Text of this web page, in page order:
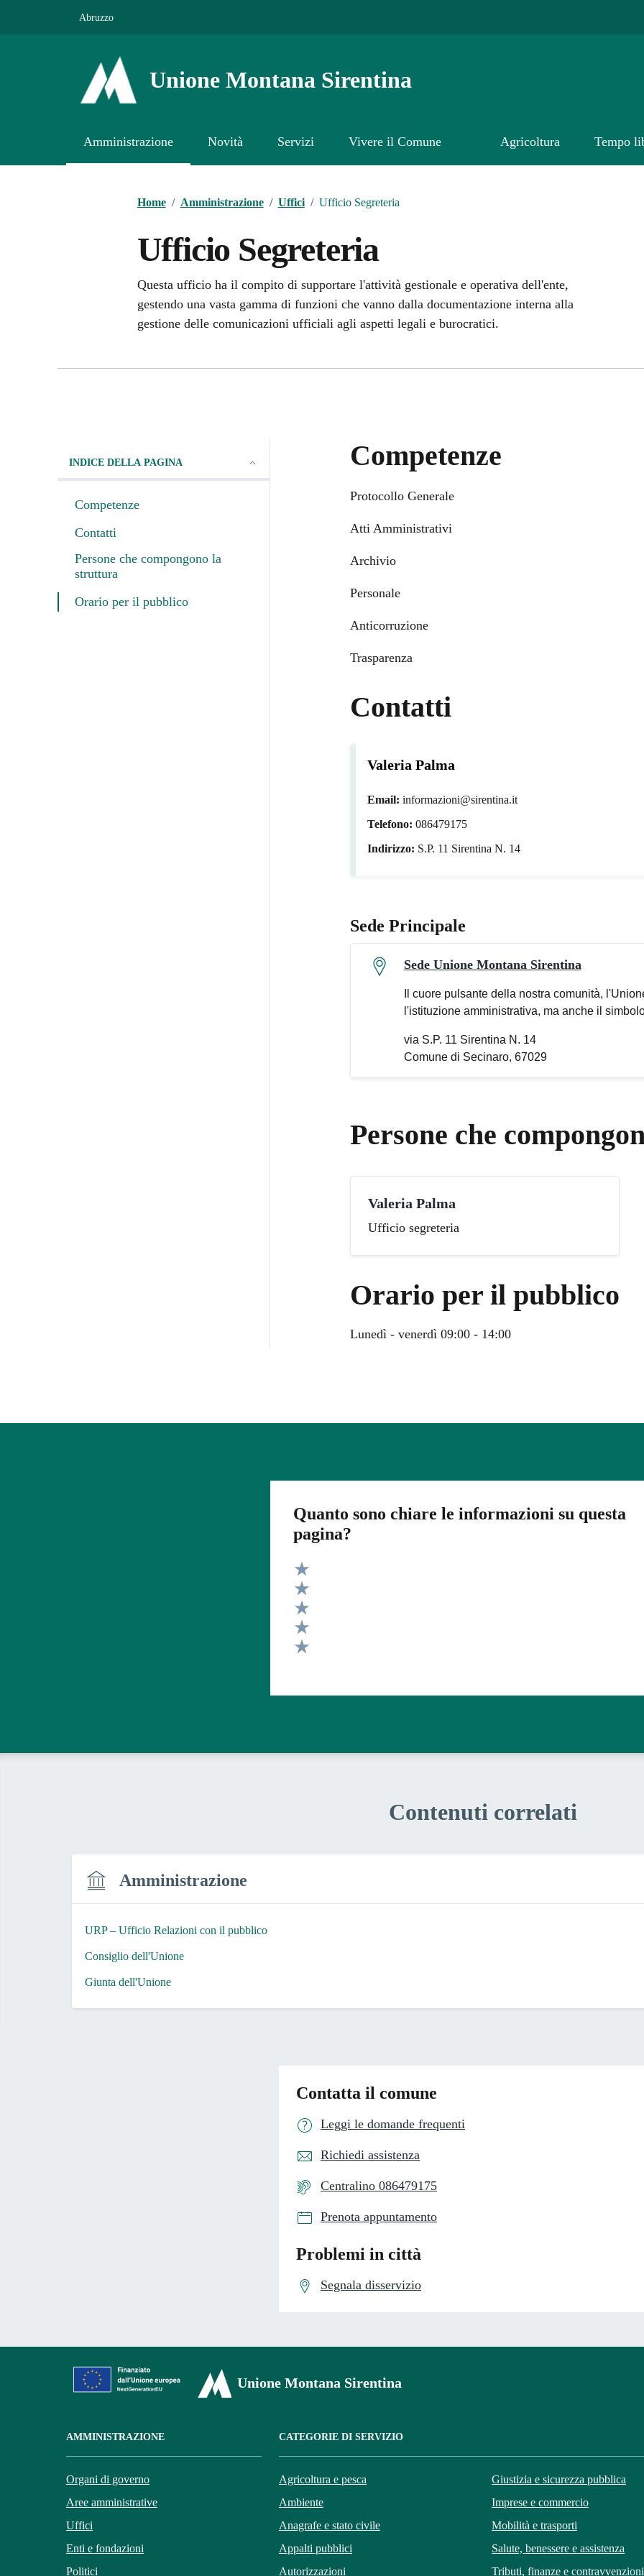
Abruzzo
Unione Montana Sirentina
Amministrazione Novità Servizi Vivere il Comune Agricoltura Tempo
Home / Amministrazione / Uffici / Ufficio Segreteria
Ufficio Segreteria
Questa ufficio ha il compito di supportare l'attività gestionale e operativa dell'ente,
gestendo una vasta gamma di funzioni che vanno dalla documentazione interna alla
gestione delle comunicazioni ufficiali agli aspetti legali e burocratici.
INDICE DELLA PAGINA
Competenze
Contatti
Persone che compongono la
struttura
Orario per il pubblico
Competenze
Protocollo Generale
Atti Amministrativi
Archivio
Personale
Anticorruzione
Trasparenza
Contatti
Valeria Palma
Email: informazioni@sirentina.it
Telefono: 086479175
Indirizzo: S.P. 11 Sirentina N. 14
Sede Principale
Sede Unione Montana Sirentina
Il cuore pulsante della nostra comunità,
l'istituzione amministrativa, ma anche il
via S.P. 11 Sirentina N. 14
Comune di Secinaro, 67029
Persone che
Valeria Palma
Ufficio segreteria
Orario per il pubblico
Lunedì - venerdì 09:00 - 14:00
Quanto sono chiare le informazioni su questa
pagina?
Valuta 5 stelle su 5
Valuta 4 stelle su 5
Valuta 3 stelle su 5
Valuta 2 stelle su 5
Contenuti correlati
Amministrazione
URP – Ufficio Relazioni con il pubblico
Consiglio dell'Unione
Giunta dell'Unione
Contatta il comune
Leggi le domande frequenti
Richiedi assistenza
Centralino 086479175
Prenota appuntamento
Problemi in città
Segnala disservizio
Unione Montana Sirentina
AMMINISTRAZIONE
Organi di governo
Aree amministrative
Uffici
Enti e fondazioni
Politici
CATEGORIE DI SERVIZIO
Agricoltura e pesca
Ambiente
Anagrafe e stato civile
Appalti pubblici
Autorizzazioni
Giustizia e sicurezza pubblica
Imprese e commercio
Mobilità e trasporti
Salute, benessere e assistenza
Tributi, finanze e contravvenzioni